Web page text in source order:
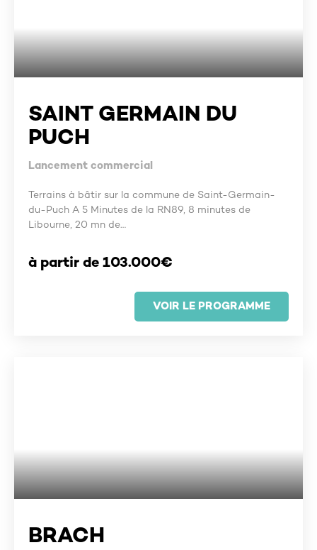
SAINT GERMAIN DU
PUCH
Lancement commercial
Terrains à bâtir sur la commune de Saint-Germain-
du-Puch A 5 Minutes de la RN89, 8 minutes de
Libourne, 20 mn de…
à partir de 103.000€
VOIR LE PROGRAMME
BRACH